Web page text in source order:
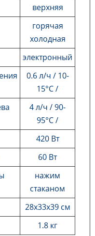
верхняя
горячая
холодная
электронный
0.6 л/ч / 10-
15°C /
4 л/ч / 90-
95°C /
420 Вт
60 Вт
нажим
стаканом
28x33x39 см
1.8 кг